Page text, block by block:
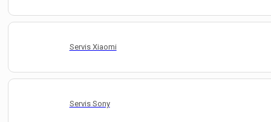
Servis Xiaomi
Servis Sony